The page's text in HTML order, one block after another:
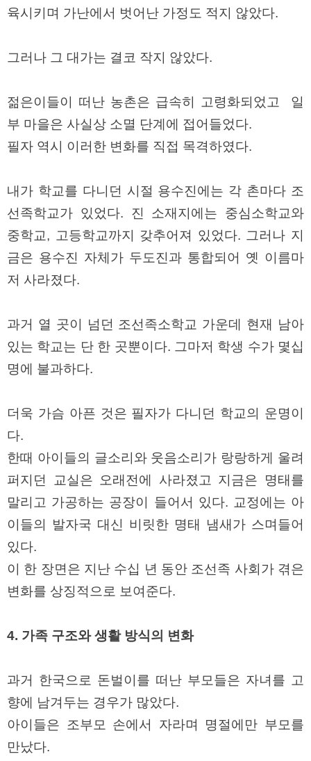
즐
무
플
약
하
육시키며 가난에서 벗어난 가정도 적지 않았다.
그러나 그 대가는 결코 작지 않았다.
젊은이들이 떠난 농촌은 급속히 고령화되었고 일
부 마을은 사실상 소멸 단계에 접어들었다.
필자 역시 이러한 변화를 직접 목격하였다.
내가 학교를 다니던 시절 용수진에는 각 촌마다 조
선족학교가 있었다. 진 소재지에는 중심소학교와
중학교, 고등학교까지 갖추어져 있었다. 그러나 지
금은 용수진 자체가 두도진과 통합되어 옛 이름마
저 사라졌다.
과거 열 곳이 넘던 조선족소학교 가운데 현재 남아
있는 학교는 단 한 곳뿐이다. 그마저 학생 수가 몇십
명에 불과하다.
더욱 가슴 아픈 것은 필자가 다니던 학교의 운명이
다.
한때 아이들의 글소리와 웃음소리가 랑랑하게 울려
퍼지던 교실은 오래전에 사라졌고 지금은 명태를
말리고 가공하는 공장이 들어서 있다. 교정에는 아
이들의 발자국 대신 비릿한 명태 냄새가 스며들어
있다.
이 한 장면은 지난 수십 년 동안 조선족 사회가 겪은
변화를 상징적으로 보여준다.
4. 가족 구조와 생활 방식의 변화
과거 한국으로 돈벌이를 떠난 부모들은 자녀를 고
향에 남겨두는 경우가 많았다.
아이들은 조부모 손에서 자라며 명절에만 부모를
만났다.